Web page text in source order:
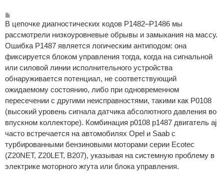
о
б
щ
е
и
В цепочке диагностических кодов P1482–P1486 мы
рассмотрели низкоуровневые обрывы и замыкания на массу.
Ошибка P1487 является логическим антиподом: она
фиксируется блоком управления тогда, когда на сигнальной
или силовой линии исполнительного устройства
обнаруживается потенциал, не соответствующий
ожидаемому состоянию, либо при одновременном
пересечении с другими неисправностями, такими как P0108
(высокий уровень сигнала датчика абсолютного давления во
впускном коллекторе). Комбинация p0108 p1487 двигатель aj
часто встречается на автомобилях Opel и Saab с
турбированными бензиновыми моторами серии Ecotec
(Z20NET, Z20LET, B207), указывая на системную проблему в
электрике моторного жгута или блока управления.